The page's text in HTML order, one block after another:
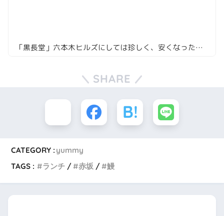
「黒長堂」六本木ヒルズにしては珍しく、安くなったらしいので行ってみた
SHARE
CATEGORY : yummy
TAGS :
ランチ 赤坂 鰻